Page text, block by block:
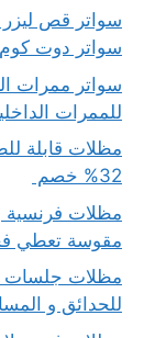
سواتر قص
سواتر دوت كوم
للممرات
مظلات قابلة
32% خصم
مظلات فرنسية
مقوسة تعطي
مظلات جلسات
للحدائق و